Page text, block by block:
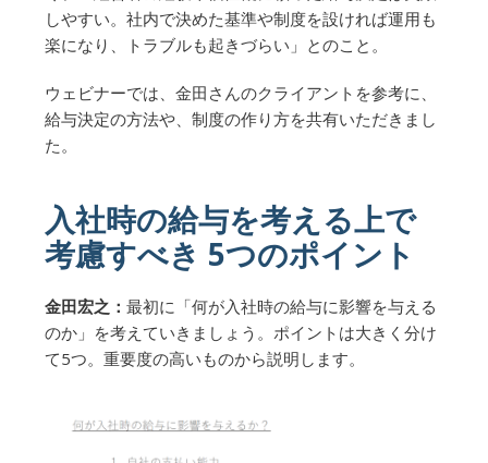
しやすい。社内で決めた基準や制度を設ければ運用も
楽になり、トラブルも起きづらい」とのこと。
ウェビナーでは、金田さんのクライアントを参考に、
給与決定の方法や、制度の作り方を共有いただきまし
た。
入社時の給与を考える上で
考慮すべき 5つのポイント
金田宏之： 最初に「何が入社時の給与に影響を与える
のか」を考えていきましょう。ポイントは大きく分け
て5つ。重要度の高いものから説明します。